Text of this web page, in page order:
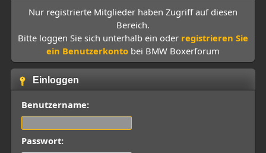
Nur registrierte Mitglieder haben Zugriff auf diesen
Bereich.
Bitte loggen Sie sich unterhalb ein oder registrieren Sie
ein Benutzerkonto bei BMW Boxerforum
Einloggen
Benutzername:
Passwort: